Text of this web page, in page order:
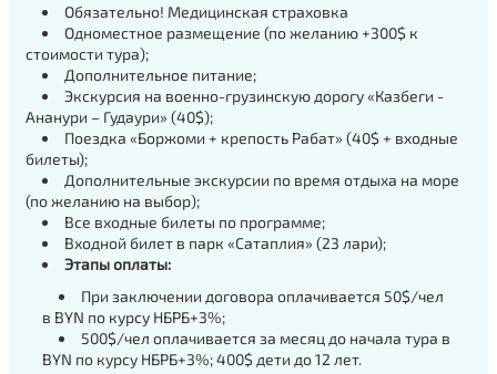
Обязательно! Медицинская страховка
Одноместное размещение (по желанию +300$ к
стоимости тура);
Дополнительное питание;
Экскурсия на военно-грузинскую дорогу «Казбеги -
Ананури – Гудаури» (40$);
Поездка «Боржоми + крепость Рабат» (40$ + входные
билеты);
Дополнительные экскурсии по время отдыха на море
(по желанию на выбор);
Все входные билеты по программе;
Входной билет в парк «Сатаплия» (23 лари);
Этапы оплаты:
При заключении договора оплачивается 50$/чел
в BYN по курсу НБРБ+3%;
500$/чел оплачивается за месяц до начала тура в
BYN по курсу НБРБ+3%; 400$ дети до 12 лет.